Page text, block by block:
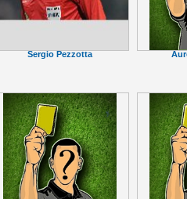
Sergio Pezzotta